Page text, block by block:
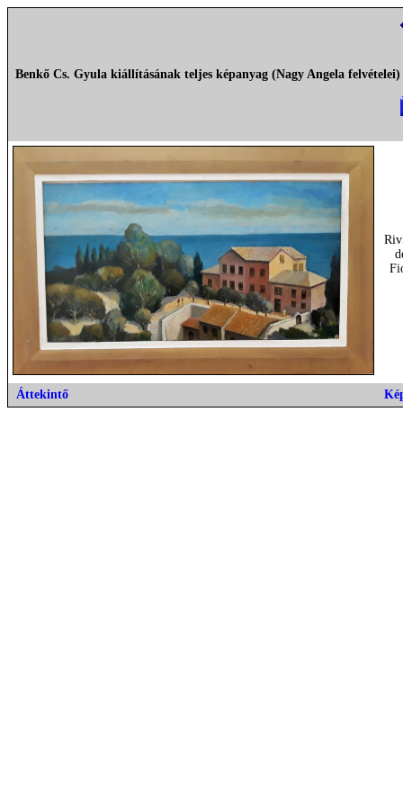
Benkő Cs. Gyula kiállításának teljes képanyag (Nagy Angela felvételei)
Áttekintő